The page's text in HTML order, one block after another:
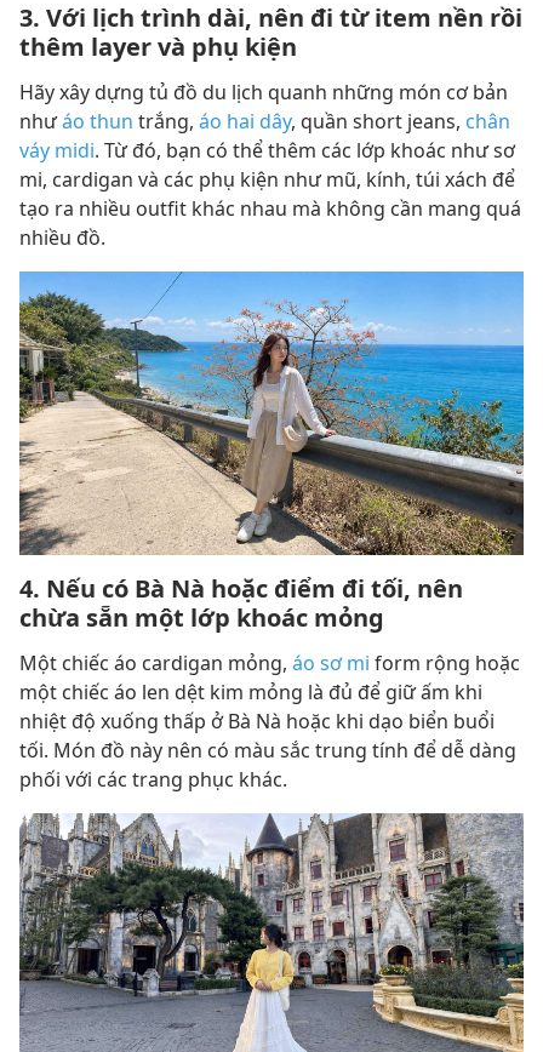
3. Với lịch trình dài, nên đi từ item nền rồi
thêm layer và phụ kiện
Hãy xây dựng tủ đồ du lịch quanh những món cơ bản
nhưáo thun trắng, áo hai dây, quần short jeans, chân
váy midi. Từ đó, bạn có thể thêm các lớp khoác như sơ
mi, cardigan và các phụ kiện như mũ, kính, túi xách để
tạo ra nhiều outfit khác nhau mà không cần mang quá
nhiều đồ.
4. Nếu có Bà Nà hoặc điểm đi tối, nên
chừa sẵn một lớp khoác mỏng
Một chiếc áo cardigan mỏng, áo sơ mi form rộng hoặc
một chiếc áo len dệt kim mỏng là đủ để giữ ấm khi
nhiệt độ xuống thấp ở Bà Nà hoặc khi dạo biển buổi
tối. Món đồ này nên có màu sắc trung tính để dễ dàng
phối với các trang phục khác.